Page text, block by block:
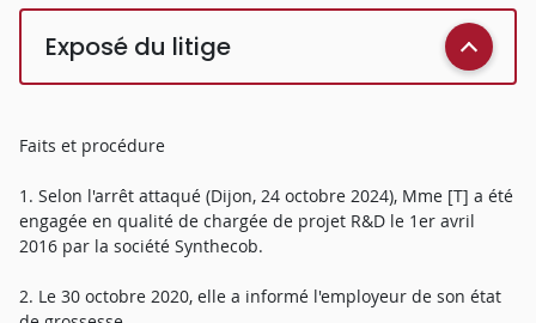
Exposé du litige
Faits et procédure
1. Selon l'arrêt attaqué (Dijon, 24 octobre 2024), Mme [T] a été
engagée en qualité de chargée de projet R&D le 1er avril
2016 par la société Synthecob.
2. Le 30 octobre 2020, elle a informé l'employeur de son état